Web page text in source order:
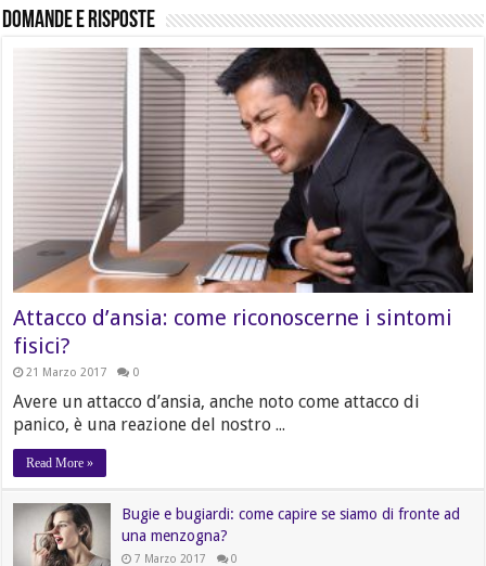
Domande e Risposte
Attacco d’ansia: come riconoscerne i sintomi
fisici?
21 Marzo 2017 0
Avere un attacco d’ansia, anche noto come attacco di
panico, è una reazione del nostro ...
Read More »
Bugie e bugiardi: come capire se siamo di fronte ad
una menzogna?
7 Marzo 2017 0